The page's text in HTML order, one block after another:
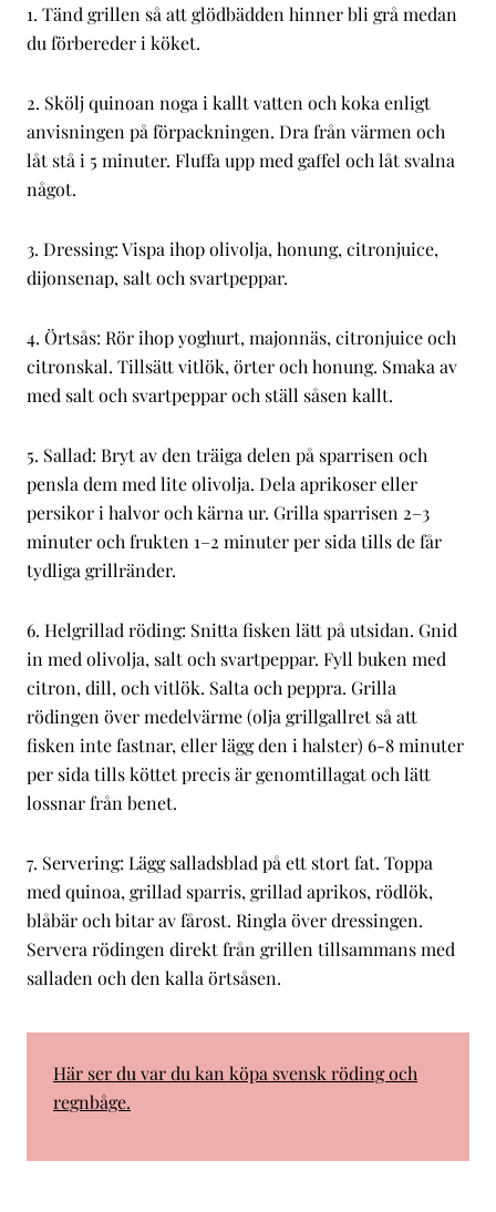
1. Tänd grillen så att glödbädden hinner bli grå medan
du förbereder i köket.
2. Skölj quinoan noga i kallt vatten och koka enligt
anvisningen på förpackningen. Dra från värmen och
låt stå i 5 minuter. Fluffa upp med gaffel och låt svalna
något.
3. Dressing: Vispa ihop olivolja, honung, citronjuice,
dijonsenap, salt och svartpeppar.
4. Örtsås: Rör ihop yoghurt, majonnäs, citronjuice och
citronskal. Tillsätt vitlök, örter och honung. Smaka av
med salt och svartpeppar och ställ såsen kallt.
5. Sallad: Bryt av den träiga delen på sparrisen och
pensla dem med lite olivolja. Dela aprikoser eller
persikor i halvor och kärna ur. Grilla sparrisen 2–3
minuter och frukten 1–2 minuter per sida tills de får
tydliga grillränder.
6. Helgrillad röding: Snitta fisken lätt på utsidan. Gnid
in med olivolja, salt och svartpeppar. Fyll buken med
citron, dill, och vitlök. Salta och peppra. Grilla
rödingen över medelvärme (olja grillgallret så att
fisken inte fastnar, eller lägg den i halster) 6-8 minuter
per sida tills köttet precis är genomtillagat och lätt
lossnar från benet.
7. Servering: Lägg salladsblad på ett stort fat. Toppa
med quinoa, grillad sparris, grillad aprikos, rödlök,
blåbär och bitar av fårost. Ringla över dressingen.
Servera rödingen direkt från grillen tillsammans med
salladen och den kalla örtsåsen.
Här ser du var du kan köpa svensk röding och
regnbåge.